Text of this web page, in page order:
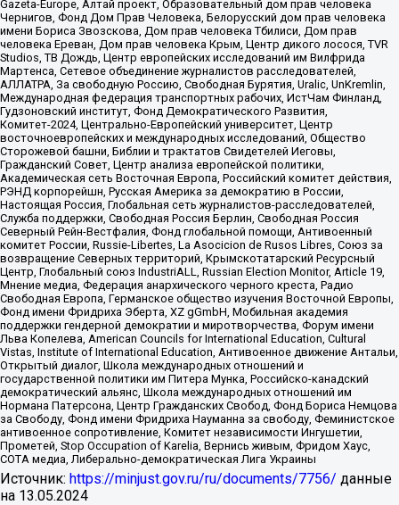
Gazeta-Europe, Алтай проект, Образовательный дом прав человека
Чернигов, Фонд Дом Прав Человека, Белорусский дом прав человека
имени Бориса Звозскова, Дом прав человека Тбилиси, Дом прав
человека Ереван, Дом прав человека Крым, Центр дикого лосося, TVR
Studios, ТВ Дождь, Центр европейских исследований им Вилфрида
Мартенса, Сетевое объединение журналистов расследователей,
АЛЛАТРА, За свободную Россию, Свободная Бурятия, Uralic, UnKremlin,
Международная федерация транспортных рабочих, ИстЧам Финланд,
Гудзоновский институт, Фонд Демократического Развития,
Комитет-2024, Центрально-Европейский университет, Центр
восточноевропейских и международных исследований, Общество
Сторожевой башни, Библии и трактатов Свидетелей Иеговы,
Гражданский Совет, Центр анализа европейской политики,
Академическая сеть Восточная Европа, Российский комитет действия,
РЭНД корпорейшн, Русская Америка за демократию в России,
Настоящая Россия, Глобальная сеть журналистов-расследователей,
Служба поддержки, Свободная Россия Берлин, Свободная Россия
Северный Рейн-Вестфалия, Фонд глобальной помощи, Антивоенный
комитет России, Russie-Libertes, La Asocicion de Rusos Libres, Союз за
возвращение Северных территорий, Крымскотатарский Ресурсный
Центр, Глобальный союз IndustriALL, Russian Election Monitor, Article 19,
Мнение медиа, Федерация анархического черного креста, Радио
Свободная Европа, Германское общество изучения Восточной Европы,
Фонд имени Фридриха Эберта, XZ gGmbH, Мобильная академия
поддержки гендерной демократии и миротворчества, Форум имени
Льва Копелева, American Councils for International Education, Cultural
Vistas, Institute of International Education, Антивоенное движение Антальи,
Открытый диалог, Школа международных отношений и
государственной политики им Питера Мунка, Российско-канадский
демократический альянс, Школа международных отношений им
Нормана Патерсона, Центр Гражданских Свобод, Фонд Бориса Немцова
за Свободу, Фонд имени Фридриха Науманна за свободу, Феминистское
антивоенное сопротивление, Комитет независимости Ингушетии,
Прометей, Stop Occupation of Karelia, Вернись живым, Фридом Хаус,
СОТА медиа, Либерально-демократическая Лига Украины
Источник: https://minjust.gov.ru/ru/documents/7756/ данные
на 13.05.2024